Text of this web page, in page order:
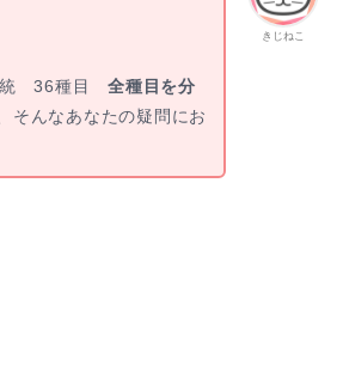
きじねこ
統 36種目全種目を分
そんなあなたの疑問にお